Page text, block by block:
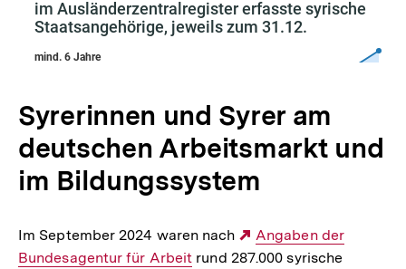
Syrerinnen und Syrer am
deutschen Arbeitsmarkt und
im Bildungssystem
Im September 2024 waren nach
Externer
Link:
Angaben der
Bundesagentur für Arbeit rund 287.000 syrische